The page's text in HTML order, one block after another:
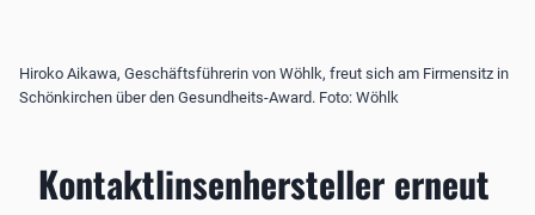
Hiroko Aikawa, Geschäftsführerin von Wöhlk, freut sich am Firmensitz in
Schönkirchen über den Gesundheits-Award. Foto: Wöhlk
Kontaktlinsenhersteller erneut